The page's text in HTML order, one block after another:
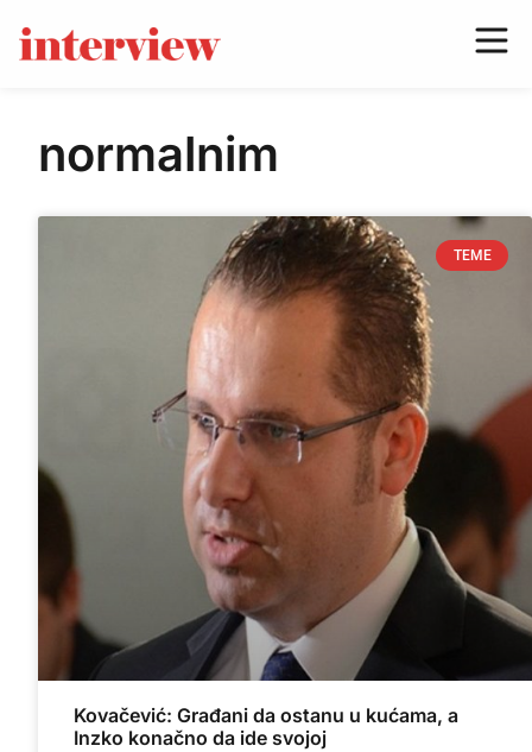
normalnim
TEME
Kovačević: Građani da ostanu u kućama, a
Inzko konačno da ide svojoj